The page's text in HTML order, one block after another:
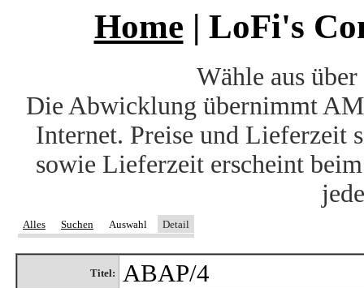
Home | LoFi's
Wähle aus
Die Abwicklung übernimmt
Internet. Preise und Lieferzeit
sowie Lieferzeit erscheint
Alles Suchen Auswahl Detail
Titel: ABAP/4